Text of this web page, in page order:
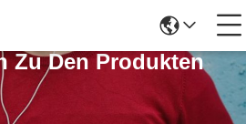
Zu Den Produkten